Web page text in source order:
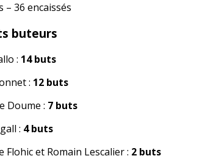
– 36 encaissés
buteurs
: 14 buts
: 12 buts
Doume : 7 buts
: 4 buts
et Romain Lescalier : 2 buts